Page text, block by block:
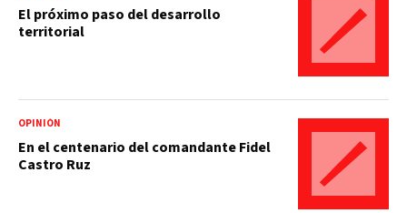
El próximo paso del desarrollo
territorial
OPINIÓN
En el centenario del comandante Fidel
Castro Ruz